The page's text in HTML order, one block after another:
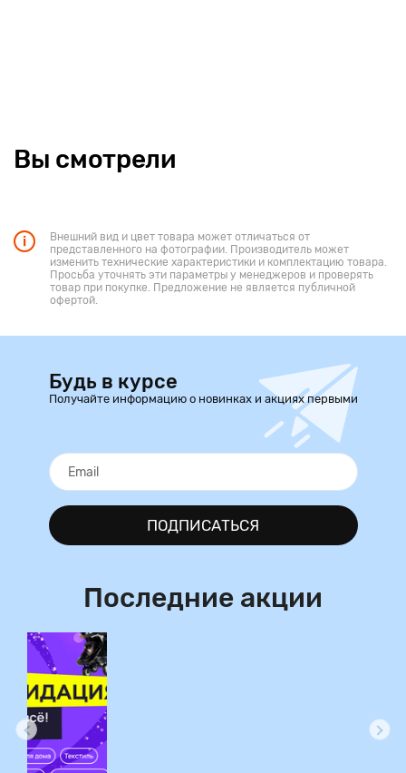
Вы смотрели
Внешний вид и цвет товара может отличаться от
представленного на фотографии. Производитель может
изменить технические характеристики и комплектацию товара.
Просьба уточнять эти параметры у менеджеров и проверять
товар при покупке. Предложение не является публичной
офертой.
Будь в курсе
Получайте информацию о новинках и акциях первыми
ПОДПИСАТЬСЯ
Последние акции